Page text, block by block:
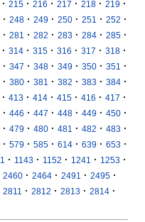
· 215 · 216 · 217 · 218 · 219 ·
· 248 · 249 · 250 · 251 · 252 ·
· 281 · 282 · 283 · 284 · 285 ·
· 314 · 315 · 316 · 317 · 318 ·
· 347 · 348 · 349 · 350 · 351 ·
· 380 · 381 · 382 · 383 · 384 ·
· 413 · 414 · 415 · 416 · 417 ·
· 446 · 447 · 448 · 449 · 450 ·
· 479 · 480 · 481 · 482 · 483 ·
· 579 · 585 · 614 · 639 · 653 ·
· 1143 · 1152 · 1241 · 1253 ·
2460 · 2464 · 2491 · 2495 ·
2811 · 2812 · 2813 · 2814 ·